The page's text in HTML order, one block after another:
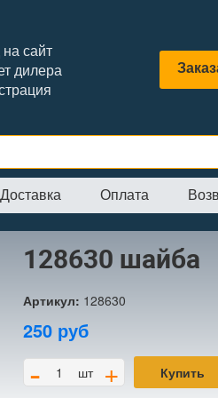
сайт
дилера
Доставка Оплата
шайба
128630 шайба
Артикул: 128630
250 руб
- шт + Купить